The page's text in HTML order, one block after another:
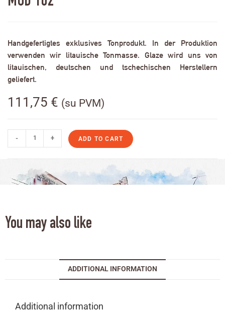
Handgefertigtes exklusives Tonprodukt. In der Produktion
verwenden wir litauische Tonmasse. Glaze wird uns von
litauischen, deutschen und tschechischen Herstellern
geliefert.
111,75 € (su PVM)
- + ADD TO CART
You may also like
ADDITIONAL INFORMATION
Additional information